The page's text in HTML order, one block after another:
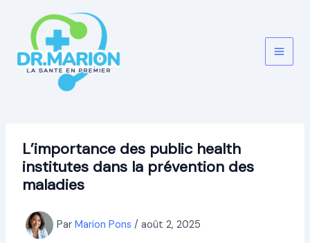
contenu
L’importance des public health
institutes dans la prévention des
maladies
Par Marion Pons / août 2, 2025